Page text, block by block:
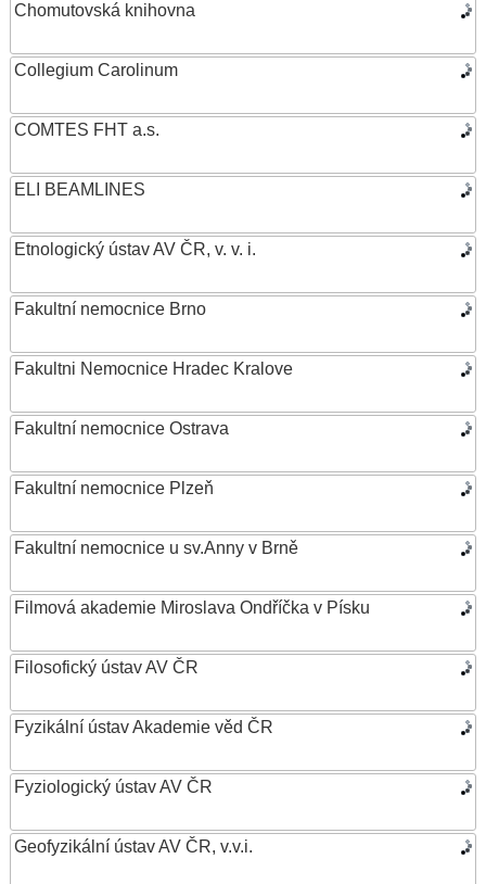
Chomutovská knihovna
Collegium Carolinum
COMTES FHT a.s.
ELI BEAMLINES
Etnologický ústav AV ČR, v. v. i.
Fakultní nemocnice Brno
Fakultni Nemocnice Hradec Kralove
Fakultní nemocnice Ostrava
Fakultní nemocnice Plzeň
Fakultní nemocnice u sv.Anny v Brně
Filmová akademie Miroslava Ondříčka v Písku
Filosofický ústav AV ČR
Fyzikální ústav Akademie věd ČR
Fyziologický ústav AV ČR
Geofyzikální ústav AV ČR, v.v.i.